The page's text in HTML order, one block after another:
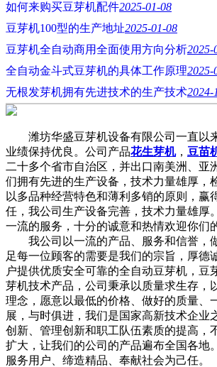
如何来购买豆芽机配件2025-01-08
豆芽机100型的生产地址2025-01-08
豆芽机全自动商用全面使用方向分析2025-
全自动金斗式豆芽机的具体工作原理2025-
无根发芽机拥有先进技术的生产技术2024-
潍坊华盛豆芽机设备有限公司一直以来
业绩保持优良。公司产品花生芽机， 豆苗
二十多个省市自治区，并出口南美洲、亚
们拥有先进的生产设备，技术力量雄厚，
以多品种经营特色和薄利多销的原则，赢
任，我公司生产设备完善，技术力量雄厚
一流的服务，十分的诚意和热情欢迎你们
我公司以一流的产品、服务和信誉，
足每一位顾客的需要是我们的宗旨，厚德
户提供优质安全可靠的全自动豆芽机，豆
芽机技术产品，公司秉承以质量求生存，
理念，愿意以最低的价格、做好的质量、
展，与时俱进，我们是国家高新技术企业
创新、管理创新和职工队伍素质的提高，
扩大，让我们的公司的产品遍布全国各地
服务用户、缔造精品、奉献社会为己任。